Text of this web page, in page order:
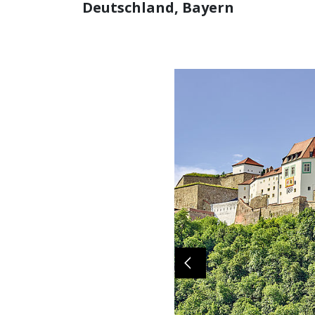
Deutschland, Bayern
Previous